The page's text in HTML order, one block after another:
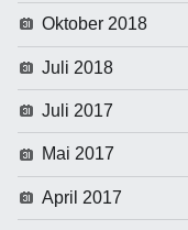
Oktober 2018
Juli 2018
Juli 2017
Mai 2017
April 2017